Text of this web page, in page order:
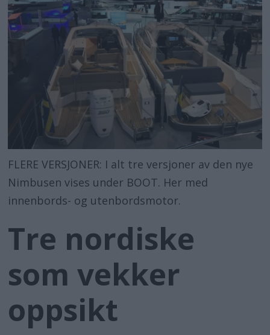
Video
Logg inn
FLERE VERSJONER: I alt tre versjoner av den nye
Nimbusen vises under BOOT. Her med
innenbords- og utenbordsmotor.
Tre nordiske
som vekker
oppsikt